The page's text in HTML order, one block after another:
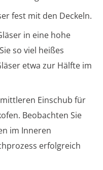
fest mit den Deckeln.
in eine hohe
so viel heißes
etwa zur Hälfte im
Einschub für
Beobachten Sie
im Inneren
erfolgreich